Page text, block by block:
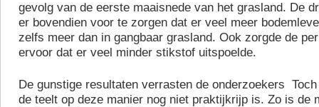
gevolg van de eerste maaisnede van het grasland. De
er bovendien voor te zorgen dat er veel meer
zelfs meer dan in gangbaar grasland. Ook zorgde de
ervoor dat er veel minder stikstof uitspoelde.
De gunstige resultaten verrasten de onderzoekers
de teelt op deze manier nog niet praktijkrijp is. Zo is de